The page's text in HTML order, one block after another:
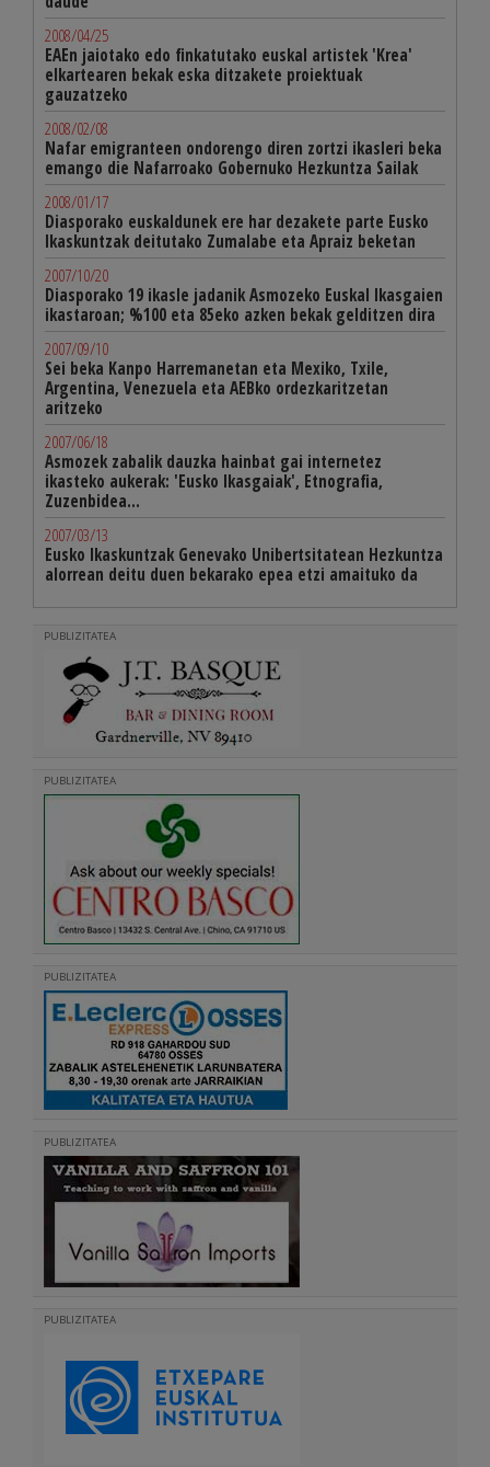
2008/04/25
EAEn jaiotako edo finkatutako euskal artistek 'Krea'
elkartearen bekak eska ditzakete proiektuak
gauzatzeko
2008/02/08
Nafar emigranteen ondorengo diren zortzi ikasleri beka
emango die Nafarroako Gobernuko Hezkuntza Sailak
2008/01/17
Diasporako euskaldunek ere har dezakete parte Eusko
Ikaskuntzak deitutako Zumalabe eta Apraiz beketan
2007/10/20
Diasporako 19 ikasle jadanik Asmozeko Euskal Ikasgaien
ikastaroan; %100 eta 85eko azken bekak gelditzen dira
2007/09/10
Sei beka Kanpo Harremanetan eta Mexiko, Txile,
Argentina, Venezuela eta AEBko ordezkaritzetan
aritzeko
2007/06/18
Asmozek zabalik dauzka hainbat gai internetez
ikasteko aukerak: 'Eusko Ikasgaiak', Etnografia,
Zuzenbidea...
2007/03/13
Eusko Ikaskuntzak Genevako Unibertsitatean Hezkuntza
alorrean deitu duen bekarako epea etzi amaituko da
PUBLIZITATEA
PUBLIZITATEA
PUBLIZITATEA
PUBLIZITATEA
PUBLIZITATEA